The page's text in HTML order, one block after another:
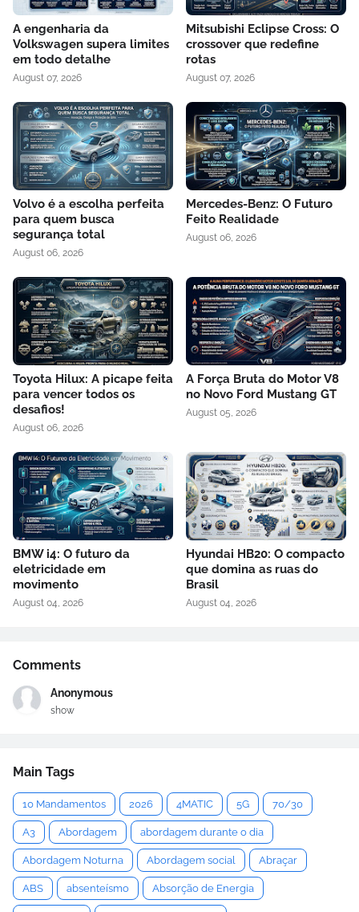
A engenharia da
Volkswagen supera limites
em todo detalhe
August 07, 2026
Mitsubishi Eclipse Cross: O
crossover que redefine
rotas
August 07, 2026
Volvo é a escolha perfeita
para quem busca
segurança total
August 06, 2026
Mercedes-Benz: O Futuro
Feito Realidade
August 06, 2026
Toyota Hilux: A picape feita
para vencer todos os
desafios!
August 06, 2026
A Força Bruta do Motor V8
no Novo Ford Mustang GT
August 05, 2026
BMW i4: O futuro da
eletricidade em
movimento
August 04, 2026
Hyundai HB20: O compacto
que domina as ruas do
Brasil
August 04, 2026
Comments
Anonymous
show
Main Tags
10 Mandamentos 2026 4MATIC 5G 70/30
A3 Abordagem abordagem durante o dia
Abordagem Noturna Abordagem social Abraçar
ABS absenteísmo Absorção de Energia